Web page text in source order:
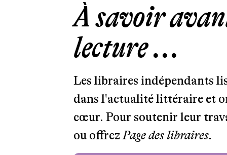
À savoir
lecture ...
Les libraires indépendants
dans l'actualité littéraire et
cœur. Pour soutenir leur
ou offrezPage des libraires.